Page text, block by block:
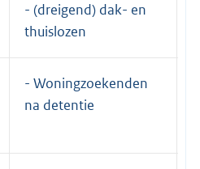
- (dreigend) dak- en
thuislozen
- Woningzoekenden
na detentie